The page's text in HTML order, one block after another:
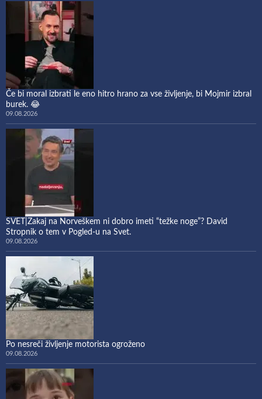
Če bi moral izbrati le eno hitro hrano za vse življenje, bi Mojmir izbral
burek. 😂
09.08.2026
SVET|Zakaj na Norveškem ni dobro imeti “težke noge”? David
Stropnik o tem v Pogled-u na Svet.
09.08.2026
Po nesreči življenje motorista ogroženo
09.08.2026